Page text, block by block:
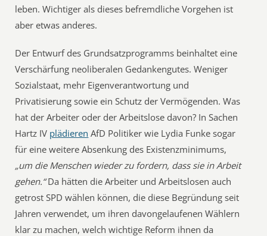
leben. Wichtiger als dieses befremdliche Vorgehen ist
aber etwas anderes.
Der Entwurf des Grundsatzprogramms beinhaltet eine
Verschärfung neoliberalen Gedankengutes. Weniger
Sozialstaat, mehr Eigenverantwortung und
Privatisierung sowie ein Schutz der Vermögenden. Was
hat der Arbeiter oder der Arbeitslose davon? In Sachen
Hartz IV plädieren AfD Politiker wie Lydia Funke sogar
für eine weitere Absenkung des Existenzminimums,
„um die Menschen wieder zu fordern, dass sie in Arbeit
gehen.“Da hätten die Arbeiter und Arbeitslosen auch
getrost SPD wählen können, die diese Begründung seit
Jahren verwendet, um ihren davongelaufenen Wählern
klar zu machen, welch wichtige Reform ihnen da